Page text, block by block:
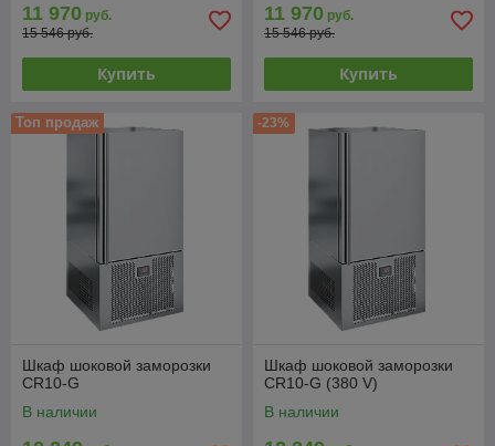
11 970 руб.
15 546 руб.
Купить
11 970 руб.
15 546 руб.
Купить
Топ продаж
Шкаф шоковой заморозки
CR10-G
В наличии
-23%
Шкаф шоковой заморозки
CR10-G (380 V)
В наличии